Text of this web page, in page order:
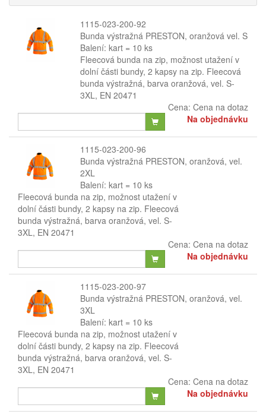
1115-023-200-92
Bunda výstražná PRESTON, oranžová vel. S
Balení: kart = 10 ks
Fleecová bunda na zip, možnost utažení v
dolní části bundy, 2 kapsy na zip. Fleecová
bunda výstražná, barva oranžová, vel. S-
3XL, EN 20471
Cena: Cena na dotaz
Na objednávku
1115-023-200-96
Bunda výstražná PRESTON, oranžová, vel.
2XL
Balení: kart = 10 ks
Fleecová bunda na zip, možnost utažení v
dolní části bundy, 2 kapsy na zip. Fleecová
bunda výstražná, barva oranžová, vel. S-
3XL, EN 20471
Cena: Cena na dotaz
Na objednávku
1115-023-200-97
Bunda výstražná PRESTON, oranžová, vel.
3XL
Balení: kart = 10 ks
Fleecová bunda na zip, možnost utažení v
dolní části bundy, 2 kapsy na zip. Fleecová
bunda výstražná, barva oranžová, vel. S-
3XL, EN 20471
Cena: Cena na dotaz
Na objednávku